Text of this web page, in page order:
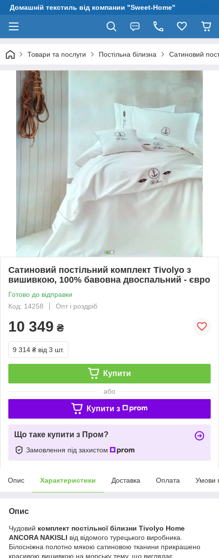
Домашній текстиль від компании "Sweet-Home"
Товари та послуги Постільна білизна Сатиновий
Сатиновий постільний комплект Tivolyo з
вишивкою, 100% бавовна двоспальний - євро
Готово до відправки
Код: 14258
Опт і роздріб
10 349 ₴
9 314 ₴ від 3 шт.
Купити
або
Купити з
Що таке купити з Пром?
Замовлення під захистом
Опис Характеристики Доставка Оплата Умови
Опис
Чудовий комплект постільної білизни Tivolyo Home
ANCORA NAKISLI від відомого турецького виробника.
Білосніжна полотно мякою сатиновою тканини прикрашено
красивою вишивкою на морську тему, що виглядає